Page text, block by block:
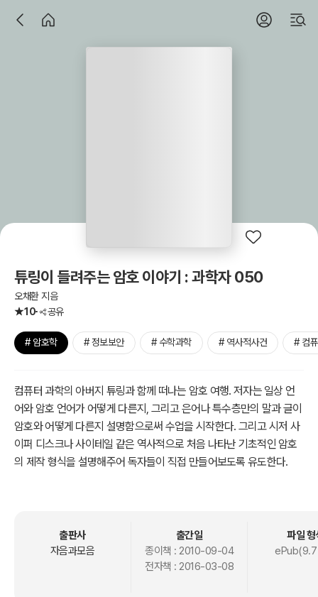
튜링이 들려주는 암호 이야기 : 과학자 050
오채환 지음
10
공유
# 암호학 # 정보보안 # 수학과학 # 역사적사건 # 컴
컴퓨터 과학의 아버지 튜링과 함께 떠나는 암호 여행. 저자는 일상 언
어와 암호 언어가 어떻게 다른지, 그리고 은어나 특수층만의 말과 글이
암호와 어떻게 다른지 설명함으로써 수업을 시작한다. 그리고 시저 사
이퍼 디스크나 사이테일 같은 역사적으로 처음 나타난 기초적인 암호
의 제작 형식을 설명해주어 독자들이 직접 만들어보도록 유도한다.
로 본문 읽기’ 코너를 두어 각 수업에서 배운 내용을 한 번 더 쉽게 정리
할 수 있게 하였다. 꼭 알아야 할 중요한 용어는 ‘과학자의 비밀노트’ 코
너에서 보충 설명하여 독자들의 이해를 도왔다.
출판사
자음과모음
출간일
종이책 : 2010-09-04
전자책 : 2016-03-08
파일 형
ePub(9.7